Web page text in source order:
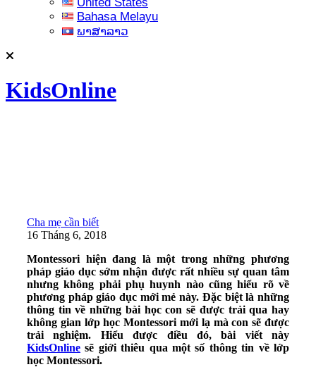
Bahasa Melayu
ພາສາລາວ
KidsOnline
Cha mẹ cần biết
16 Tháng 6, 2018
Montessori hiện đang là một trong những phương
pháp giáo dục sớm nhận được rất nhiều sự quan tâm
nhưng không phải phụ huynh nào cũng hiểu rõ về
phương pháp giáo dục mới mẻ này. Đặc biệt là những
thông tin về những bài học con sẽ được trải qua hay
không gian lớp học Montessori mới lạ mà con sẽ được
trải nghiệm. Hiểu được điều đó, bài viết này
KidsOnline sẽ giới thiêu qua một số thông tin về lớp
học Montessori.